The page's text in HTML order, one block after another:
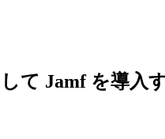
て Jamf を導入